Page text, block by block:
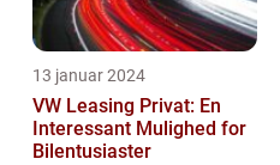
13 januar 2024
VW Leasing Privat: En
Interessant Mulighed for
Bilentusiaster